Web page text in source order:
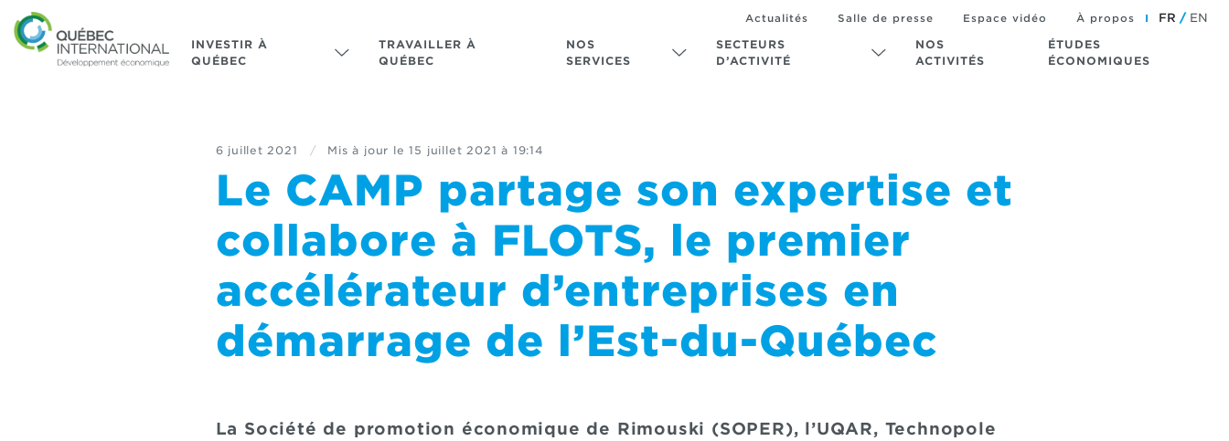
INVESTIR À
QUÉBEC
TRAVAILLER À
QUÉBEC
NOS
SERVICES
SECTEURS
D’ACTIVITÉ
NOS
ACTIVITÉS
ÉTUDES
ÉCONOMIQUES
Actualités Salle de presse Espace vidéo À propos FR EN
6 juillet 2021 / Mis à jour le 15 juillet 2021 à 19:14
Le CAMP partage son expertise et
collabore à FLOTS, le premier
accélérateur d’entreprises en
démarrage de l’Est-du-Québec
La Société de promotion économique de Rimouski (SOPER), l’UQAR, Technopole